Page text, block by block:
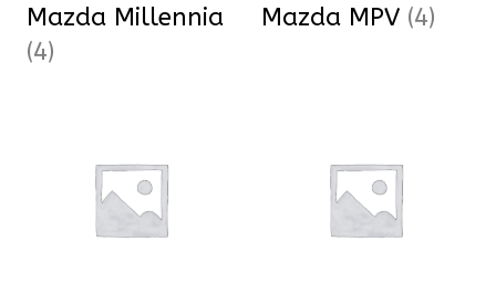
Mazda Millennia
(4)
Mazda MPV (4)